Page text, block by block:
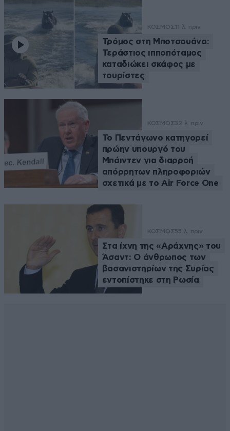
ΚΟΣΜΟΣ 11 λ. πριν
Τρόμος στη Μποτσουάνα:
Τεράστιος ιπποπόταμος
καταδιώκει σκάφος με
τουρίστες
ΚΟΣΜΟΣ32 λ. πριν
Το Πεντάγωνο κατηγορεί
πρώην υπουργό του
Μπάιντεν για διαρροή
απόρρητων πληροφοριών
σχετικά με το Air Force One
ΚΟΣΜΟΣ55 λ. πριν
Στα ίχνη της «Αράχνης» του
Άσαντ: Ο άνθρωπος των
βασανιστηρίων της Συρίας
εντοπίστηκε στη Ρωσία